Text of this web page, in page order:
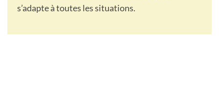
s’adapte à toutes les situations.